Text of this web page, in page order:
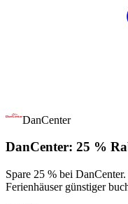
DanCenter
DanCenter: 25 %
Spare 25 % bei
Ferienhäuser günstiger